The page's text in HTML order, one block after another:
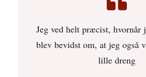
Jeg ved helt præcist, hvornår
blev bevidst om, at jeg også
lille dreng